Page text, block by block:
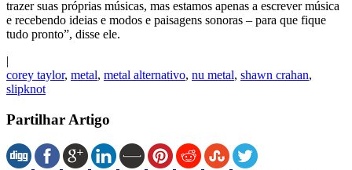
trazer suas próprias músicas, mas estamos apenas a escrever música
e recebendo ideias e modos e paisagens sonoras – para que fique
tudo pronto”, disse ele.
|
corey taylor, metal, metal alternativo, nu metal, shawn crahan,
slipknot
Partilhar Artigo